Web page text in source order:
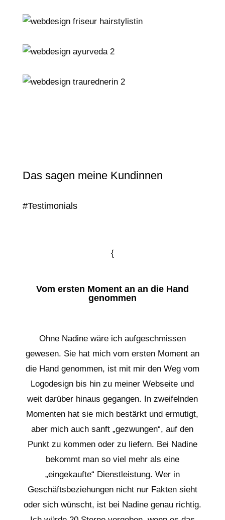
Das sagen meine Kundinnen
#Testimonials
{
Vom ersten Moment an an die Hand
genommen
Ohne Nadine wäre ich aufgeschmissen
gewesen. Sie hat mich vom ersten Moment an
die Hand genommen, ist mit mir den Weg vom
Logodesign bis hin zu meiner Webseite und
weit darüber hinaus gegangen. In zweifelnden
Momenten hat sie mich bestärkt und ermutigt,
aber mich auch sanft „gezwungen“, auf den
Punkt zu kommen oder zu liefern. Bei Nadine
bekommt man so viel mehr als eine
„eingekaufte“ Dienstleistung. Wer in
Geschäftsbeziehungen nicht nur Fakten sieht
oder sich wünscht, ist bei Nadine genau richtig.